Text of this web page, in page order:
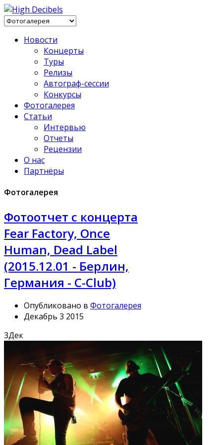
Новости
Концерты
Туры
Релизы
Автограф-сессии
Конкурсы
Фотогалерея
Статьи
Интервью
Отчеты
Рецензии
О нас
Партнёры
Фотогалерея
Фотоотчет с концерта
Fear Factory, Once
Human, Dead Label
(2015.12.01 - Берлин,
Германия - C-Club)
Опубликовано в Фотогалерея
Декабрь 3 2015
3Дек